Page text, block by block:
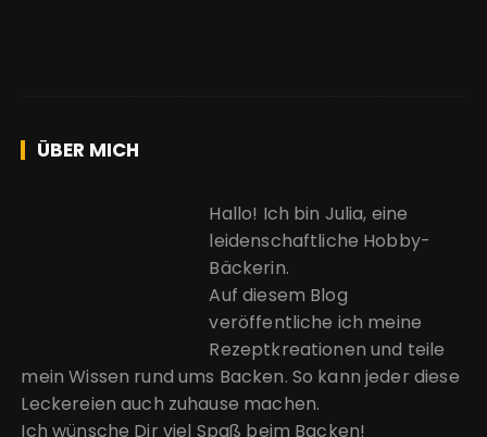
ÜBER MICH
Hallo! Ich bin Julia, eine
leidenschaftliche Hobby-
Bäckerin.
Auf diesem Blog
veröffentliche ich meine
Rezeptkreationen und teile
mein Wissen rund ums Backen. So kann jeder diese
Leckereien auch zuhause machen.
Ich wünsche Dir viel Spaß beim Backen!